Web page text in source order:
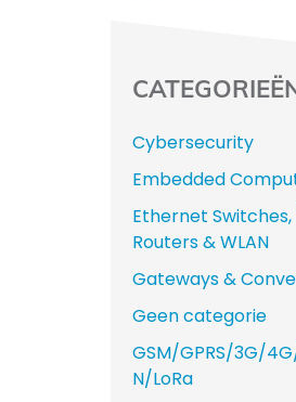
Cybersecurity
Embedded
Ethernet
Routers & WLAN
Gateways &
Geen categorie
GSM/GPRS/3G/
N/LoRa